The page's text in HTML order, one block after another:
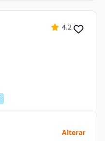
4.2
Alterar